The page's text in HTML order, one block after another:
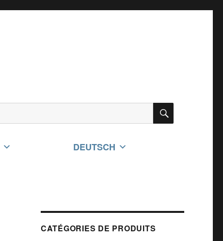
SUCHEN
DEUTSCH
CATÉGORIES DE PRODUITS